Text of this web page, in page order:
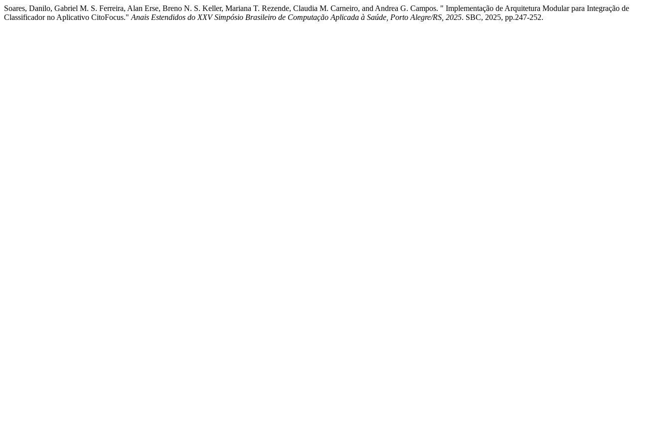
Soares, Danilo, Gabriel M. S. Ferreira, Alan Erse, Breno N. S. Keller, Mariana T. Rezende, Claudia M. Carneiro, and Andrea G. Campos. " Implementação de Arquitetura Modular para Integração de
Classificador no Aplicativo CitoFocus." Anais Estendidos do XXV Simpósio Brasileiro de Computação Aplicada à Saúde, Porto Alegre/RS, 2025. SBC, 2025, pp.247-252.